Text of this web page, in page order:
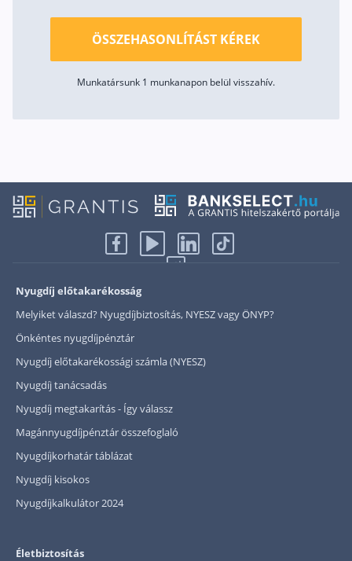
ÖSSZEHASONLÍTÁST KÉREK
Munkatársunk 1 munkanapon belül visszahív.
Nyugdíj előtakarékosság
Melyiket válaszd? Nyugdíjbiztosítás, NYESZ vagy ÖNYP?
Önkéntes nyugdíjpénztár
Nyugdíj előtakarékossági számla (NYESZ)
Nyugdíj tanácsadás
Nyugdíj megtakarítás - Így válassz
Magánnyugdíjpénztár összefoglaló
Nyugdíjkorhatár táblázat
Nyugdíj kisokos
Nyugdíjkalkulátor 2024
Életbiztosítás